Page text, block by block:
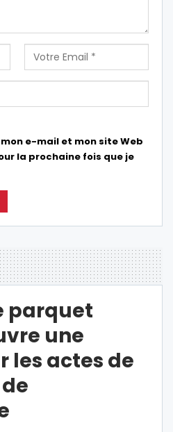
e-mail et mon site Web
la prochaine fois que je
parquet
une
les actes de